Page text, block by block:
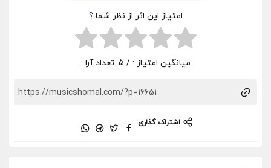
امتیاز این اثر از نظر شما ؟
میانگین امتیاز : / 5. تعداد آرا :
اشتراک گذاری: